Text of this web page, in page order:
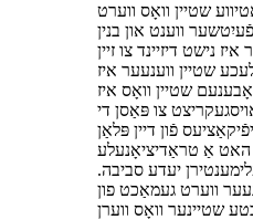
שטיין וואָס ווערט
ווענט און בנין
נישט דיזיינד צו זיין
שטיין ווענעער איז
שטיין וואָס איז
צו פּאַסן די
האט אַ טראַדיציאָנעלע
יעדע סביבה.
ווערט געמאַכט פון
שטיינער וואָס ווערן